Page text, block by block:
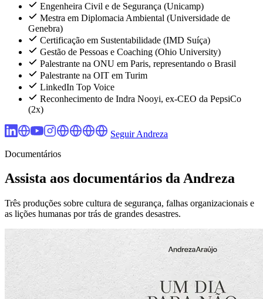
Engenheira Civil e de Segurança (Unicamp)
Mestra em Diplomacia Ambiental (Universidade de
Genebra)
Certificação em Sustentabilidade (IMD Suíça)
Gestão de Pessoas e Coaching (Ohio University)
Palestrante na ONU em Paris, representando o Brasil
Palestrante na OIT em Turim
LinkedIn Top Voice
Reconhecimento de Indra Nooyi, ex-CEO da PepsiCo
(2x)
Seguir Andreza
Documentários
Assista aos documentários da Andreza
Três produções sobre cultura de segurança, falhas organizacionais e
as lições humanas por trás de grandes desastres.